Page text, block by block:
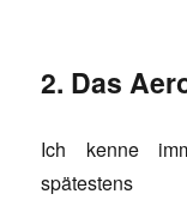
2. Das
Ich kenne